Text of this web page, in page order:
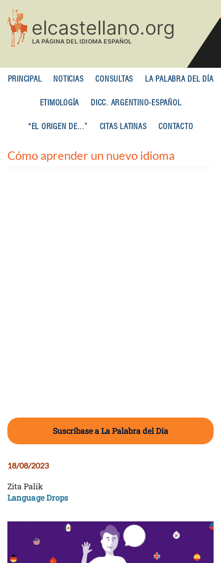
contenido
principal
PRINCIPAL NOTICIAS CONSULTAS LA PALABRA DEL DÍA
ETIMOLOGÍA DICC. ARGENTINO-ESPAÑOL
“EL ORIGEN DE...” CITAS LATINAS CONTACTO
Cómo aprender un nuevo idioma
Suscríbase a La Palabra del Día
18/08/2023
Zita Palik
Language Drops